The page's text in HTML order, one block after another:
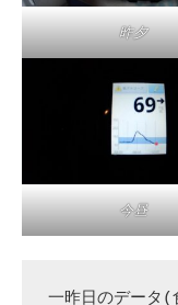
昨夕
今昼
一昨日のデータ(